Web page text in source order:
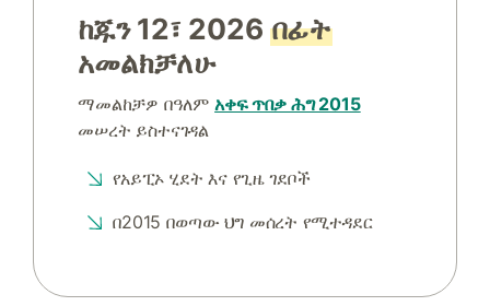
ከጁን 12፣ 2026 በፊት
አመልክቻለሁ
ማመልከቻዎ በዓለምአቀፍ ጥበቃ ሕግ 2015
መሠረት ይስተናገዳል
የአይፒኦ ሂደት እና የጊዜ ገደቦች
በ2015 በወጣው ህግ መሰረት የሚተዳደር